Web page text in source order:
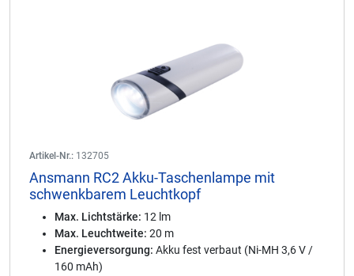
Artikel-Nr.: 132705
Ansmann RC2 Akku-Taschenlampe mit
schwenkbarem Leuchtkopf
Max. Lichtstärke: 12 lm
Max. Leuchtweite: 20 m
Energieversorgung: Akku fest verbaut (Ni-MH 3,6 V /
160 mAh)